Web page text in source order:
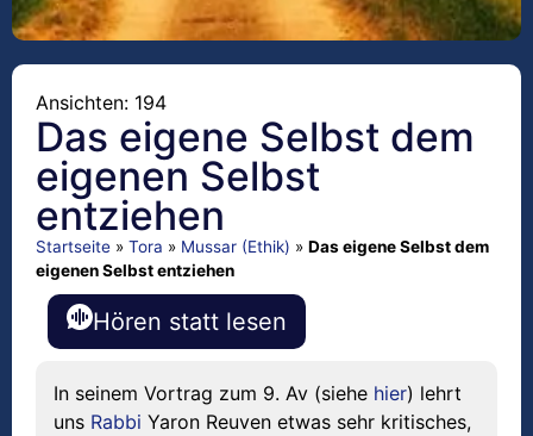
Ansichten: 194
Das eigene Selbst dem
eigenen Selbst
entziehen
Startseite » Tora » Mussar (Ethik) » Das eigene Selbst dem
eigenen Selbst entziehen
Hören statt lesen
In seinem Vortrag zum 9. Av (siehe hier) lehrt
uns Rabbi Yaron Reuven etwas sehr kritisches,